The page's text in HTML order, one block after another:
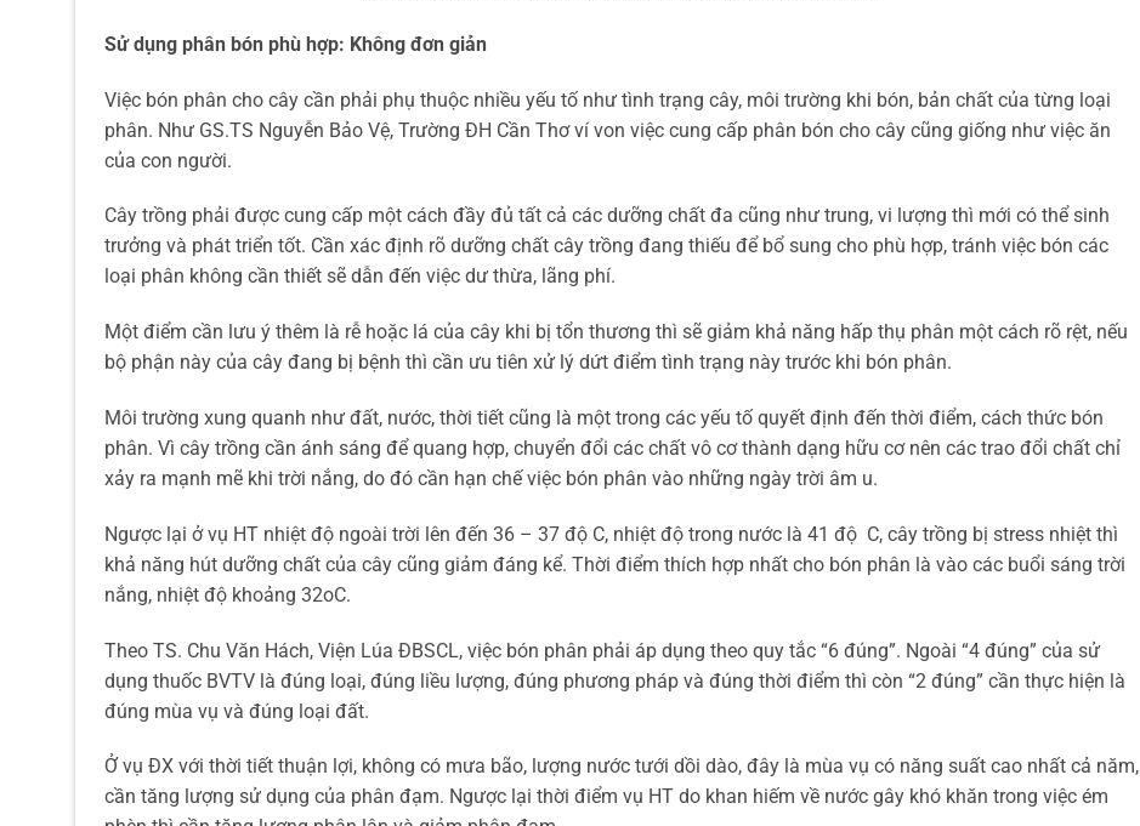
Sử dụng phân bón phù hợp: Không đơn giản
Việc bón phân cho cây cần phải phụ thuộc nhiều yếu tố như tình trạng cây, môi trường khi bón, bản chất của từng loại
phân. Như GS.TS Nguyễn Bảo Vệ, Trường ĐH Cần Thơ ví von việc cung cấp phân bón cho cây cũng giống như việc ăn
của con người.
Cây trồng phải được cung cấp một cách đầy đủ tất cả các dưỡng chất đa cũng như trung, vi lượng thì mới có thể sinh
trưởng và phát triển tốt. Cần xác định rõ dưỡng chất cây trồng đang thiếu để bổ sung cho phù hợp, tránh việc bón các
loại phân không cần thiết sẽ dẫn đến việc dư thừa, lãng phí.
Một điểm cần lưu ý thêm là rễ hoặc lá của cây khi bị tổn thương thì sẽ giảm khả năng hấp thụ phân một cách rõ rệt, nếu
bộ phận này của cây đang bị bệnh thì cần ưu tiên xử lý dứt điểm tình trạng này trước khi bón phân.
Môi trường xung quanh như đất, nước, thời tiết cũng là một trong các yếu tố quyết định đến thời điểm, cách thức bón
phân. Vì cây trồng cần ánh sáng để quang hợp, chuyển đổi các chất vô cơ thành dạng hữu cơ nên các trao đổi chất chỉ
xảy ra mạnh mẽ khi trời nắng, do đó cần hạn chế việc bón phân vào những ngày trời âm u.
Ngược lại ở vụ HT nhiệt độ ngoài trời lên đến 36 – 37 độ C, nhiệt độ trong nước là 41 độ C, cây trồng bị stress nhiệt thì
khả năng hút dưỡng chất của cây cũng giảm đáng kể. Thời điểm thích hợp nhất cho bón phân là vào các buổi sáng trời
nắng, nhiệt độ khoảng 32oC.
Theo TS. Chu Văn Hách, Viện Lúa ĐBSCL, việc bón phân phải áp dụng theo quy tắc “6 đúng”. Ngoài “4 đúng” của sử
dụng thuốc BVTV là đúng loại, đúng liều lượng, đúng phương pháp và đúng thời điểm thì còn “2 đúng” cần thực hiện là
đúng mùa vụ và đúng loại đất.
Ở vụ ĐX với thời tiết thuận lợi, không có mưa bão, lượng nước tưới dồi dào, đây là mùa vụ có năng suất cao nhất cả năm,
cần tăng lượng sử dụng của phân đạm. Ngược lại thời điểm vụ HT do khan hiếm về nước gây khó khăn trong việc ém